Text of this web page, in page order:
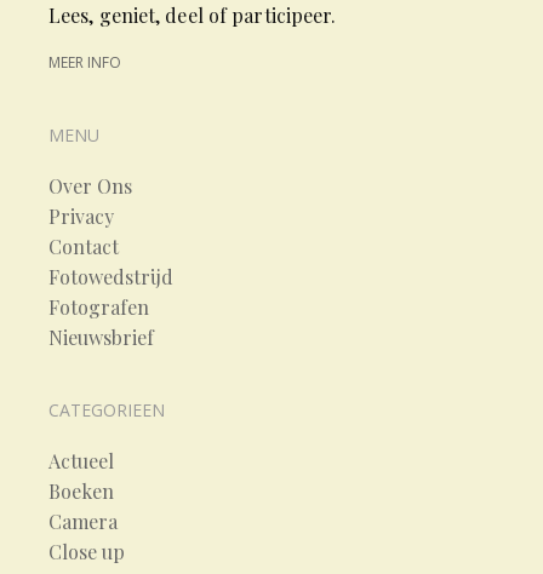
Lees, geniet, deel of participeer.
MEER INFO
MENU
Over Ons
Privacy
Contact
Fotowedstrijd
Fotografen
Nieuwsbrief
CATEGORIEEN
Actueel
Boeken
Camera
Close up